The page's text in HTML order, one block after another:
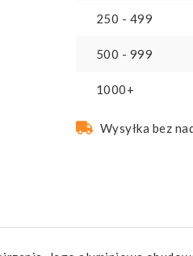
250 - 499
500 - 999
1000+
Wysyłka bez